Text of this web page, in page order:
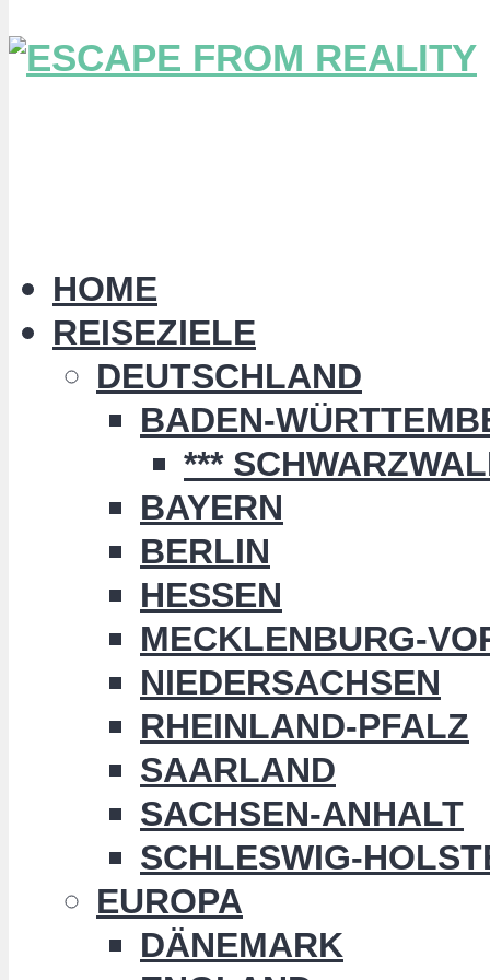
HOME
REISEZIELE
DEUTSCHLAND
BADEN-
***
BAYERN
BERLIN
HESSEN
MECKLENBURG-
NIEDERSACHSEN
RHEINLAND-PFALZ
SAARLAND
SACHSEN-ANHALT
SCHLESWIG-
EUROPA
DÄNEMARK